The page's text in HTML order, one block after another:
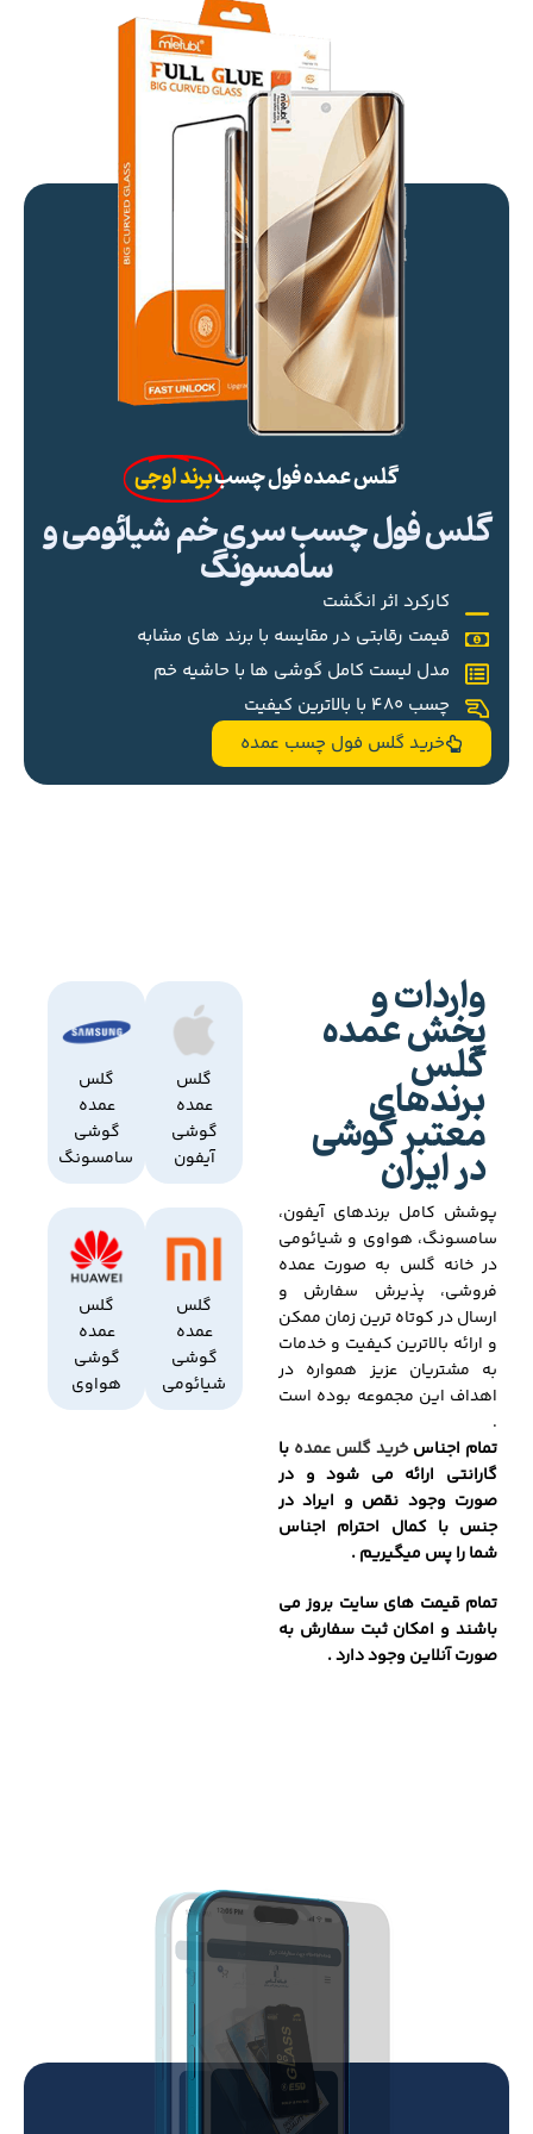
گلس عمده فول چسببرند اوجی
گلس فول چسب سری خم شیائومی و
سامسونگ
کارکرد اثر انگشت
قیمت رقابتی در مقایسه با برند های مشابه
مدل لیست کامل گوشی ها با حاشیه خم
چسب 480 با بالاترین کیفیت
خرید گلس فول چسب عمده
واردات و
پخش عمده
گلس
برندهای
معتبر گوشی
در ایران
پوشش کامل برندهای آیفون،
سامسونگ، هواوی و شیائومی
در خانه گلس به صورت عمده
فروشی، پذیرش سفارش و
ارسال در کوتاه ترین زمان ممکن
و ارائه بالاترین کیفیت و خدمات
به مشتریان عزیز همواره در
اهداف این مجموعه بوده است
.
تمام اجناسخرید گلس عمده با
گارانتی ارائه می شود و در
صورت وجود نقص و ایراد در
جنس با کمال احترام اجناس
شما را پس میگیریم .
تمام قیمت های سایت بروز می
باشند و امکان ثبت سفارش به
صورت آنلاین وجود دارد .
گلس
عمده
گوشی
آیفون
گلس
عمده
گوشی
سامسونگ
گلس
عمده
گوشی
شیائومی
گلس
عمده
گوشی
هواوی